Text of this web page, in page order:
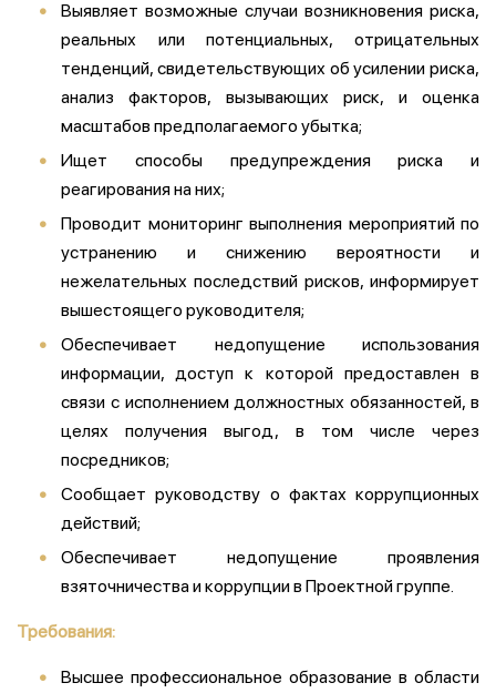
Выявляет возможные случаи возникновения риска,
реальных или потенциальных, отрицательных
тенденций, свидетельствующих об усилении риска,
анализ факторов, вызывающих риск, и оценка
масштабов предполагаемого убытка;
Ищет способы предупреждения риска и
реагирования на них;
Проводит мониторинг выполнения мероприятий по
устранению и снижению вероятности и
нежелательных последствий рисков, информирует
вышестоящего руководителя;
Обеспечивает недопущение использования
информации, доступ к которой предоставлен в
связи с исполнением должностных обязанностей, в
целях получения выгод, в том числе через
посредников;
Сообщает руководству о фактах коррупционных
действий;
Обеспечивает недопущение проявления
взяточничества и коррупции в Проектной группе.
Требования:
Высшее профессиональное образование в области